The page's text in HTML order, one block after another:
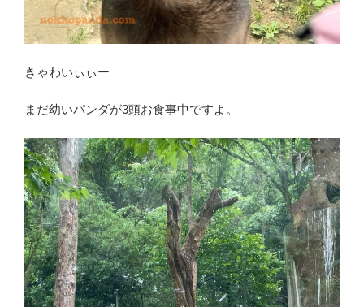
きゃわいぃぃー
まだ幼いパンダが3頭お食事中ですよ。